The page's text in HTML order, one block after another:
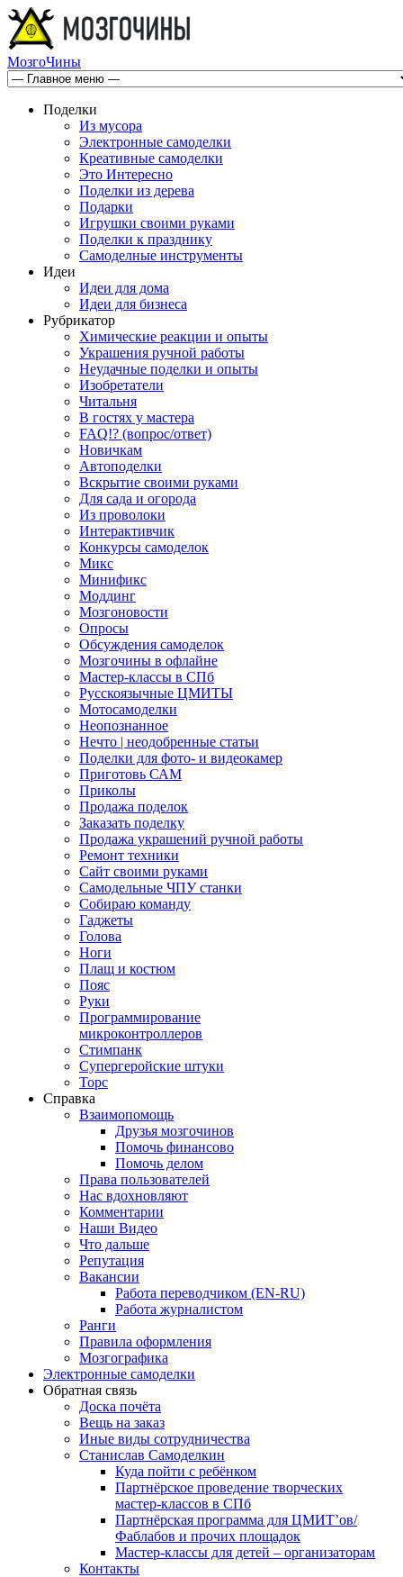
МозгоЧины
Поделки
Из мусора
Электронные самоделки
Креативные самоделки
Это Интересно
Поделки из дерева
Подарки
Игрушки своими руками
Поделки к празднику
Самоделные инструменты
Идеи
Идеи для дома
Идеи для бизнеса
Рубрикатор
Химические реакции и опыты
Украшения ручной работы
Неудачные поделки и опыты
Изобретатели
Читальня
В гостях у мастера
FAQ!? (вопрос/ответ)
Новичкам
Автоподелки
Вскрытие своими руками
Для сада и огорода
Из проволоки
Интерактивчик
Конкурсы самоделок
Микс
Минификс
Моддинг
Мозгоновости
Опросы
Обсуждения самоделок
Мозгочины в офлайне
Мастер-классы в СПб
Русскоязычные ЦМИТЫ
Мотосамоделки
Неопознанное
Нечто | неодобренные статьи
Поделки для фото- и видеокамер
Приготовь САМ
Приколы
Продажа поделок
Заказать поделку
Продажа украшений ручной работы
Ремонт техники
Сайт своими руками
Самодельные ЧПУ станки
Собираю команду
Гаджеты
Голова
Ноги
Плащ и костюм
Пояс
Руки
Программирование
микроконтроллеров
Стимпанк
Супергеройские штуки
Торс
Справка
Взаимопомощь
Друзья мозгочинов
Помочь финансово
Помочь делом
Права пользователей
Нас вдохновляют
Комментарии
Наши Видео
Что дальше
Репутация
Вакансии
Работа переводчиком (EN-RU)
Работа журналистом
Ранги
Правила оформления
Мозгографика
Электронные самоделки
Обратная связь
Доска почёта
Вещь на заказ
Иные виды сотрудничества
Станислав Самоделкин
Куда пойти с ребёнком
Партнёрское проведение творческих
мастер-классов в СПб
Партнёрская программа для ЦМИТ’ов/
Фаблабов и прочих площадок
Мастер-классы для детей – организаторам
Контакты